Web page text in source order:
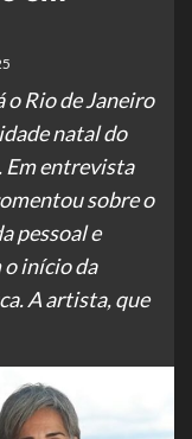
Rio de Janeiro
natal do
entrevista
sobre o
pessoal e
início da
A artista, que